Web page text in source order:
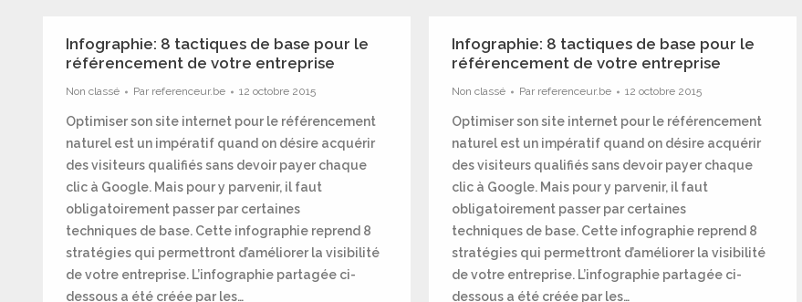
Infographie: 8 tactiques de base pour le
référencement de votre entreprise
Non classé Par referenceur.be 12 octobre 2015
Optimiser son site internet pour le référencement
naturel est un impératif quand on désire acquérir
des visiteurs qualifiés sans devoir payer chaque
clic à Google. Mais pour y parvenir, il faut
obligatoirement passer par certaines
techniques de base. Cette infographie reprend 8
stratégies qui permettront d’améliorer la visibilité
de votre entreprise. L’infographie partagée ci-
dessous a été créée par les…
Infographie: 8 tactiques de base pour le
référencement de votre entreprise
Non classé Par referenceur.be 12 octobre 2015
Optimiser son site internet pour le référencement
naturel est un impératif quand on désire acquérir
des visiteurs qualifiés sans devoir payer chaque
clic à Google. Mais pour y parvenir, il faut
obligatoirement passer par certaines
techniques de base. Cette infographie reprend 8
stratégies qui permettront d’améliorer la visibilité
de votre entreprise. L’infographie partagée ci-
dessous a été créée par les…